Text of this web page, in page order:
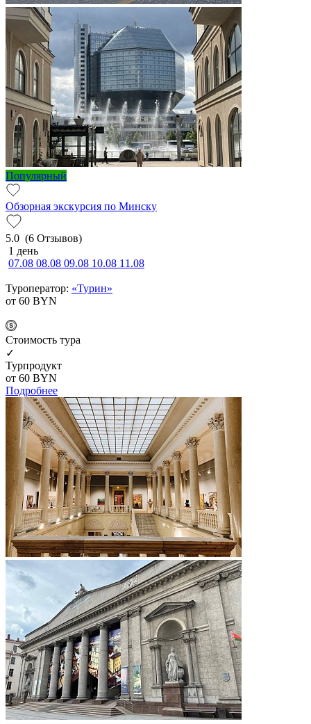
Популярный
Обзорная экскурсия по Минску
5.0 (6 Отзывов)
1 день
07.08 08.08 09.08 10.08 11.08
Туроператор: «Турин»
от 60 BYN
Cтоимость тура
✓
Турпродукт
от 60 BYN
Подробнее